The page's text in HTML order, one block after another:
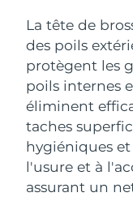
La tête de
des poils
protègent les
poils internes
éliminent
taches
hygiéniques
l'usure et à
assurant un